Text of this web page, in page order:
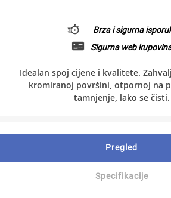
Brza i sigurna
Sigurna web
Idealan spoj cijene i kvalitete.
kromiranoj površini, otpornoj na
tamnjenje, lako se čisti.
Pregled
Specifikacije